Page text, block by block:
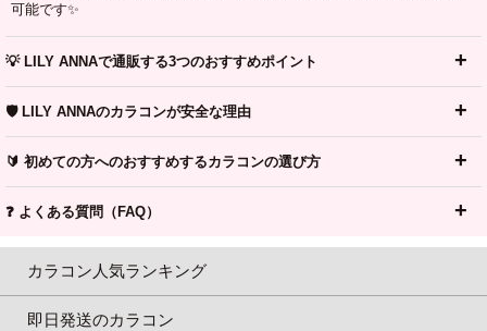
可能です✨
💡 LILY ANNAで通販する3つのおすすめポイント
🛡️ LILY ANNAのカラコンが安全な理由
🔰 初めての方へのおすすめするカラコンの選び方
❓ よくある質問（FAQ）
カラコン人気ランキング
即日発送のカラコン